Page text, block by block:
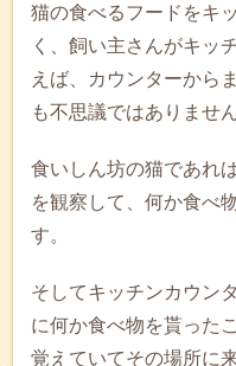
猫の食べるフードをキ
く、飼い主さんがキッ
えば、カウンターから
も不思議ではありません
食いしん坊の猫であれ
を観察して、何か食べ
す。
そしてキッチンカウン
に何か食べ物を貰った
覚えていてその場所に